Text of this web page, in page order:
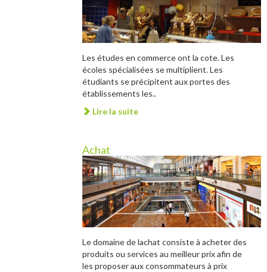
Les études en commerce ont la cote. Les
écoles spécialisées se multiplient. Les
étudiants se précipitent aux portes des
établissements les..
Lire la suite
Achat
Le domaine de lachat consiste à acheter des
produits ou services au meilleur prix afin de
les proposer aux consommateurs à prix